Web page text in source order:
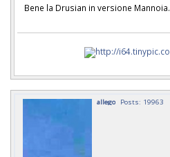
Bene la Drusian in versione Mannoia.
allego Posts: 19963